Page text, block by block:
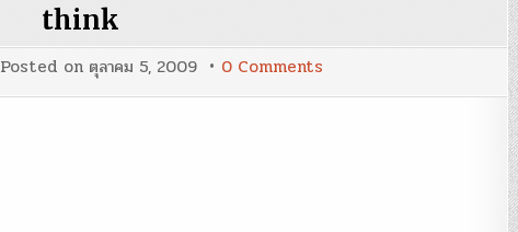
think
Posted on ตุลาคม 5, 2009 0 Commentson